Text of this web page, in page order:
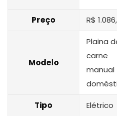
Preço R$
Modelo
Plaina
carne
manual
Tipo Elétrico